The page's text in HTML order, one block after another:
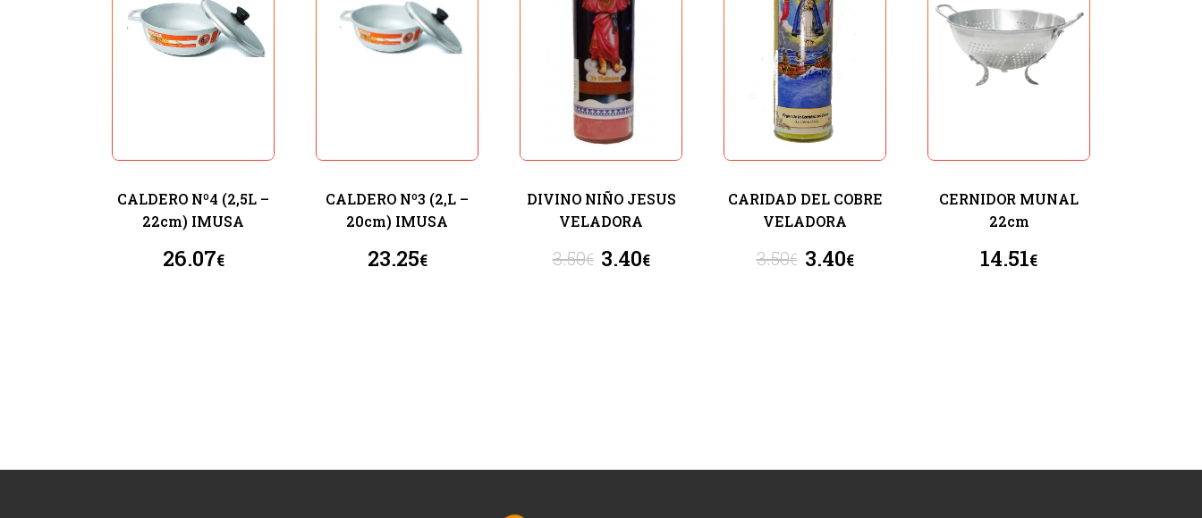
CALDERO Nº4 (2,5L –
22cm) IMUSA
26.07€
CALDERO Nº3 (2,L –
20cm) IMUSA
23.25€
DIVINO NIÑO JESUS
VELADORA
3.50€ 3.40€
CARIDAD DEL COBRE
VELADORA
3.50€ 3.40€
CERNIDOR MUNAL
22cm
14.51€